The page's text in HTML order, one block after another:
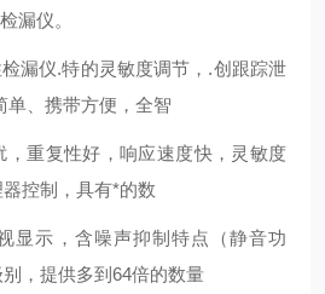
漏仪。
漏仪.特的灵敏度调节，.创跟踪泄
单、携带方便，全智
，重复性好，响应速度快，灵敏度
控制，具有*的数
显示，含噪声抑制特点（静音功
，提供多到64倍的数量